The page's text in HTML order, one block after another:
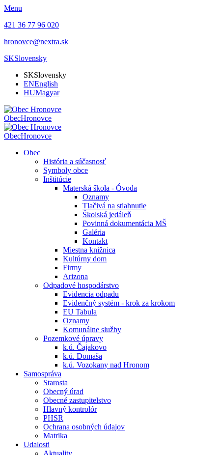
Menu
421 36 77 96 020
hronovce@nextra.sk
SKSlovensky
SKSlovensky
ENEnglish
HUMagyar
ObecHronovce
ObecHronovce
Obec
História a súčasnosť
Symboly obce
Inštitúcie
Materská škola - Óvoda
Oznamy
Tlačivá na stiahnutie
Školská jedáleň
Povinná dokumentácia MŠ
Galéria
Kontakt
Miestna knižnica
Kultúrny dom
Firmy
Arizona
Odpadové hospodárstvo
Evidencia odpadu
Evidenčný systém - krok za krokom
EU Tabula
Oznamy
Komunálne služby
Pozemkové úpravy
k.ú. Čajakovo
k.ú. Domaša
k.ú. Vozokany nad Hronom
Samospráva
Starosta
Obecný úrad
Obecné zastupitelstvo
Hlavný kontrolór
PHSR
Ochrana osobných údajov
Matrika
Udalosti
Aktuality